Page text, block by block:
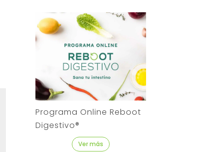
Programa Online Reboot
Digestivo®
Ver más